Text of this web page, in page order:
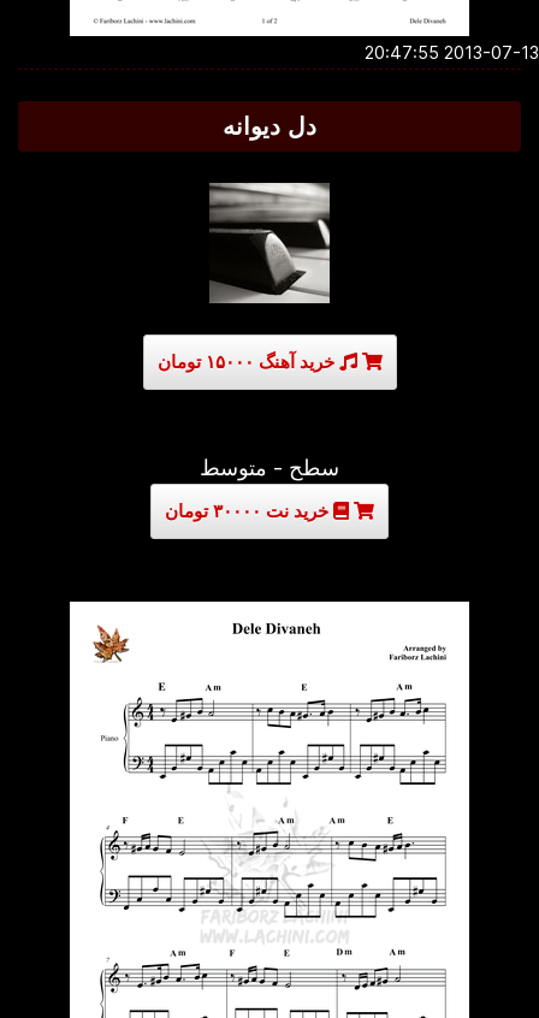
2013-07-13
دل دیوانه
خرید آهنگ ۱۵۰۰۰ تومان
سطح - متوسط
خرید نت ۳۰۰۰۰ تومان